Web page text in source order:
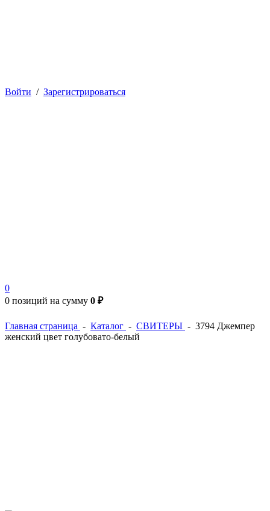
Войти / Зарегистрироваться
0
0 позиций на сумму 0 ₽
Главная страница - Каталог - СВИТЕРЫ - 3794 Джемпер
женский цвет голубовато-белый